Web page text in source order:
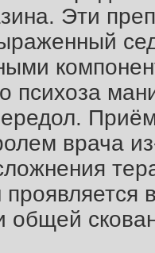
Эти
психоза
врача
общей